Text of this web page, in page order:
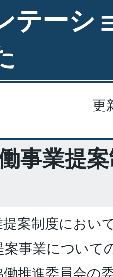
テーシ
更
事業提
案制度におい
案事業について
働推進委員会の